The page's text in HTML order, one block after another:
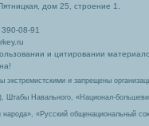
дом 25, строение 1.
08-91
и цитировании
экстремистскими и запрещены
Штабы Навального, «Национал-
«Русский общенациональный